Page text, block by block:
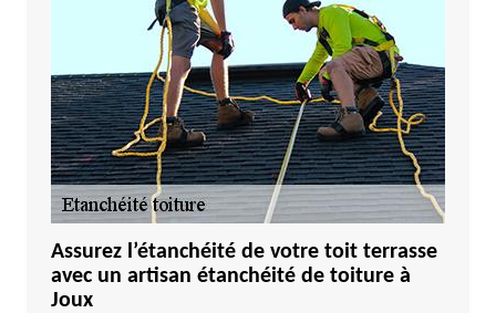
Assurez l’étanchéité de votre toit terrasse
avec un artisan étanchéité de toiture à
Joux